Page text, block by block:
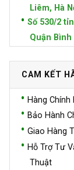
Liêm, Hà
Số 530/2
Quận
CAM KẾT
Hàng Chính
Bảo Hành
Giao Hàng
Hỗ Trợ Tư
Thuật